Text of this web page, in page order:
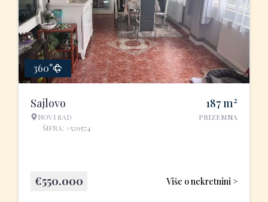
360°
Sajlovo
NOVI SAD
ŠIFRA: #529574
187m2
PRIZEMNA
Više o nekretnini >
€550.000